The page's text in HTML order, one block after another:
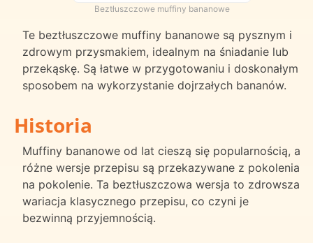
Beztłuszczowe muffiny bananowe
Te beztłuszczowe muffiny bananowe są pysznym i
zdrowym przysmakiem, idealnym na śniadanie lub
przekąskę. Są łatwe w przygotowaniu i doskonałym
sposobem na wykorzystanie dojrzałych bananów.
Historia
Muffiny bananowe od lat cieszą się popularnością, a
różne wersje przepisu są przekazywane z pokolenia
na pokolenie. Ta beztłuszczowa wersja to zdrowsza
wariacja klasycznego przepisu, co czyni je
bezwinną przyjemnością.